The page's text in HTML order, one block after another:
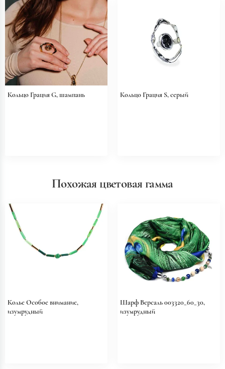
Кольцо Грация G, шампань Кольцо Грация S, серый
Похожая цветовая гамма
Колье Особое внимание,
изумрудный
Шарф Версаль 003320_60_30,
изумрудный